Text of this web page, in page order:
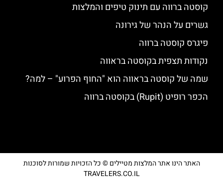
קוסטה ברווה עם תינוק טיפים והמלצות
גשרים על הנהר של גירונה
פיגרס קוסטה ברווה
נקודות תצפית בקוסטה בראווה
שמה של קוסטה בראווה הוא "החוף הפרוע" – למה?
הכפר רופיט (Rupit) בקוסטה ברווה
האתר הינו אתר המלצות מטיילים © כל הזכויות שמורות לסוכנות
TRAVELERS.CO.IL